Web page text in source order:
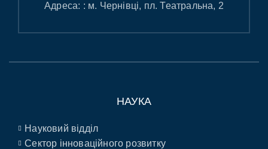
Адреса: : м. Чернівці, пл. Театральна, 2
НАУКА
Науковий відділ
Сектор інноваційного розвитку